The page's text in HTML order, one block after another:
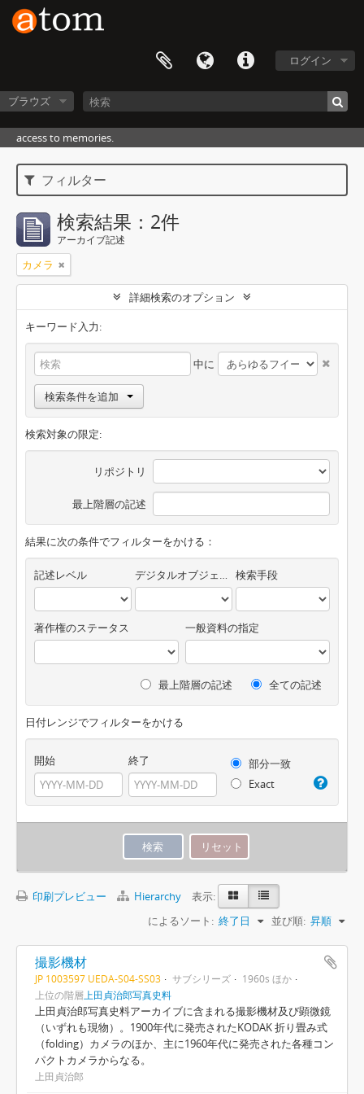
ログイン
ブラウズ
access to memories.
フィルター
検索結果：2件
アーカイブ記述
カメラ
詳細検索のオプション
キーワード入力:
中に
検索条件を追加
検索対象の限定:
リポジトリ
最上階層の記述
結果に次の条件でフィルターをかける：
記述レベル デジタルオブジェクトの有無 検索手段
著作権のステータス 一般資料の指定
最上階層の記述 全ての記述
日付レンジでフィルターをかける
開始 終了
部分一致
Exact
印刷プレビュー Hierarchy
表示:
によるソート: 終了日 並び順: 昇順
撮影機材
JP 1003597 UEDA-S04-SS03 サブシリーズ
1960s ほか
上位の階層 上田貞治郎写真史料
上田貞治郎写真史料アーカイブに含まれる撮影機材及び顕微鏡
（いずれも現物）。1900年代に発売されたKODAK 折り畳み式
（folding）カメラのほか、主に1960年代に発売された各種コン
パクトカメラからなる。
上田貞治郎